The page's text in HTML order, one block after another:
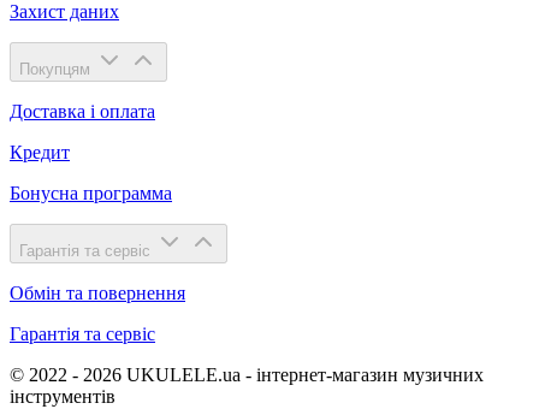
Захист даних
Покупцям
Доставка і оплата
Кредит
Бонусна программа
Гарантія та сервіс
Обмін та повернення
Гарантія та сервіс
© 2022 - 2026 UKULELE.ua - інтернет-магазин музичних
інструментів